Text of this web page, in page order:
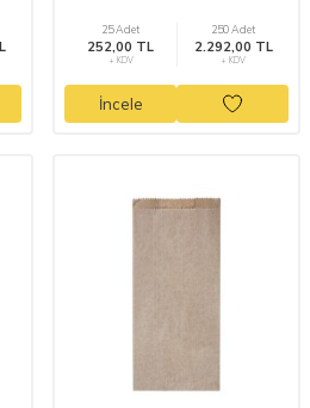
25 Adet
252,00 TL
+ KDV
250 Adet
2.292,00 TL
+ KDV
İncele